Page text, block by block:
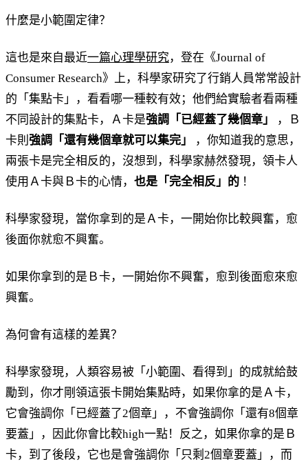
什麼是小範圍定律？
這也是來自最近一篇心理學研究，登在《Journal of
Consumer Research》上，科學家研究了行銷人員常常設計
的「集點卡」，看看哪一種較有效；他們給實驗者看兩種
不同設計的集點卡，Ａ卡是強調「已經蓋了幾個章」
，Ｂ
卡則 強調「還有幾個章就可以集完」
，你知道我的意思，
兩張卡是完全相反的，沒想到，科學家赫然發現，領卡人
使用Ａ卡與Ｂ卡的心情， 也是「完全相反」的 ！
科學家發現，當你拿到的是Ａ卡，一開始你比較興奮，愈
後面你就愈不興奮。
如果你拿到的是Ｂ卡，一開始你不興奮，愈到後面愈來愈
興奮。
為何會有這樣的差異？
科學家發現，人類容易被「小範圍、看得到」的成就給鼓
勵到，你才剛領這張卡開始集點時，如果你拿的是Ａ卡，
它會強調你「已經蓋了2個章」，不會強調你「還有8個章
要蓋」，因此你會比較high一點！反之，如果你拿的是Ｂ
卡，到了後段，它也是會強調你「只剩2個章要蓋」，而